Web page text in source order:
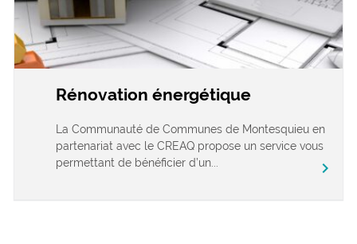
Rénovation énergétique
La Communauté de Communes de Montesquieu en
partenariat avec le CREAQ propose un service vous
permettant de bénéficier d’un...
chevron_right